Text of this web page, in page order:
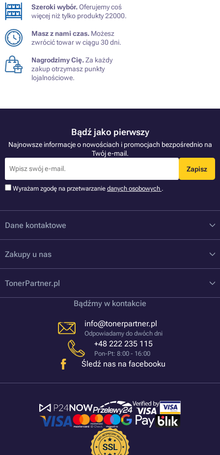
Szeroki wybór.Oferujemy coś
więcej niż tylko produkty 22000.
Masz z nami czas. Możesz
zwrócić towar w ciągu 30 dni.
Nagrodzimy Cię.Za każdy
zakup otrzymasz punkty
lojalnościowe.
Bądź jako pierwszy
Najnowsze informacje o nowościach i promocjach bezpośrednio na
Twój e-mail.
Zapisz
Wyrażam zgodę na przetwarzanie danych osobowych .
Dane kontaktowe
Zakupy u nas
TonerPartner.pl
Bądźmy w kontakcie
info@tonerpartner.pl
Odpowiadamy do dwóch dni
+48 222 235 115
Pon-Pt: 8:00 - 16:00
Śledź nas na facebooku